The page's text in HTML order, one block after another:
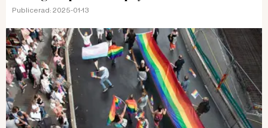
Publicerad: 2025-01-13